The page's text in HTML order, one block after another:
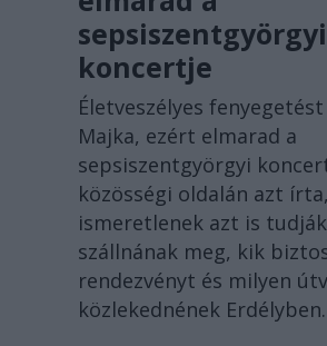
sepsiszentgyörgyi
koncertje
Életveszélyes
Majka, ezért elmarad a
sepsiszentgyörgyi
közösségi oldalán azt írta,
ismeretlenek azt is
szállnának meg, kik
rendezvényt és milyen
közlekednének Erdélyben.